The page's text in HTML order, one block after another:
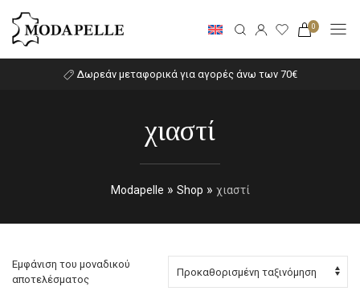
0
Δωρεάν μεταφορικά για αγορές άνω των 70€
χιαστί
Modapelle » Shop » χιαστί
Εμφάνιση του μοναδικού
αποτελέσματος